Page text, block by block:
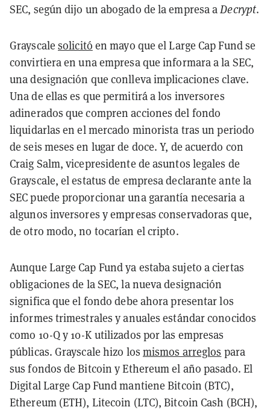
SEC, según dijo un abogado de la empresa aDecrypt.
Grayscale solicitó en mayo que el Large Cap Fund se
convirtiera en una empresa que informara a la SEC,
una designación que conlleva implicaciones clave.
Una de ellas es que permitirá a los inversores
adinerados que compren acciones del fondo
liquidarlas en el mercado minorista tras un periodo
de seis meses en lugar de doce. Y, de acuerdo con
Craig Salm, vicepresidente de asuntos legales de
Grayscale, el estatus de empresa declarante ante la
SEC puede proporcionar una garantía necesaria a
algunos inversores y empresas conservadoras que,
de otro modo, no tocarían el cripto.
Aunque Large Cap Fund ya estaba sujeto a ciertas
obligaciones de la SEC, la nueva designación
significa que el fondo debe ahora presentar los
informes trimestrales y anuales estándar conocidos
como 10-Q y 10-K utilizados por las empresas
públicas. Grayscale hizo los mismos arreglos para
sus fondos de Bitcoin y Ethereum el año pasado. El
Digital Large Cap Fund mantiene Bitcoin (BTC),
Ethereum (ETH), Litecoin (LTC), Bitcoin Cash (BCH),